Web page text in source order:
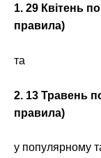
1. 29 Квітень
правила)
та
2. 13 Травень
правила)
у популярному